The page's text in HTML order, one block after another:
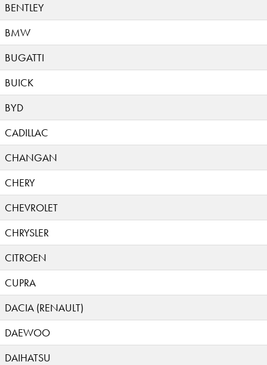
BENTLEY
BMW
BUGATTI
BUICK
BYD
CADILLAC
CHANGAN
CHERY
CHEVROLET
CHRYSLER
CITROEN
CUPRA
DACIA (RENAULT)
DAEWOO
DAIHATSU